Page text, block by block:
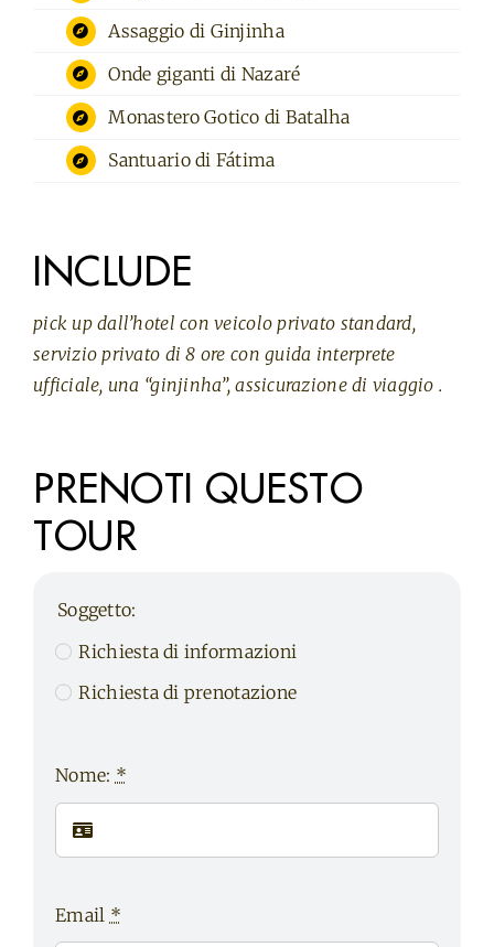
Assaggio di Ginjinha
Onde giganti di Nazaré
Monastero Gotico di Batalha
Santuario di Fátima
INCLUDE
pick up dall’hotel con veicolo privato standard,
servizio privato di 8 ore con guida interprete
ufficiale, una “ginjinha”, assicurazione di viaggio .
PRENOTI QUESTO
TOUR
Soggetto:
Richiesta di informazioni
Richiesta di prenotazione
Nome: *
Email *